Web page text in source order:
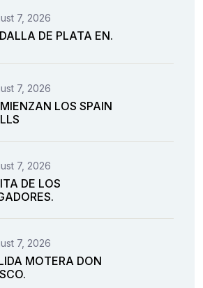
7, 2026
DE PLATA EN.
7, 2026
LOS SPAIN
7, 2026
DE LOS
7, 2026
MOTERA DON